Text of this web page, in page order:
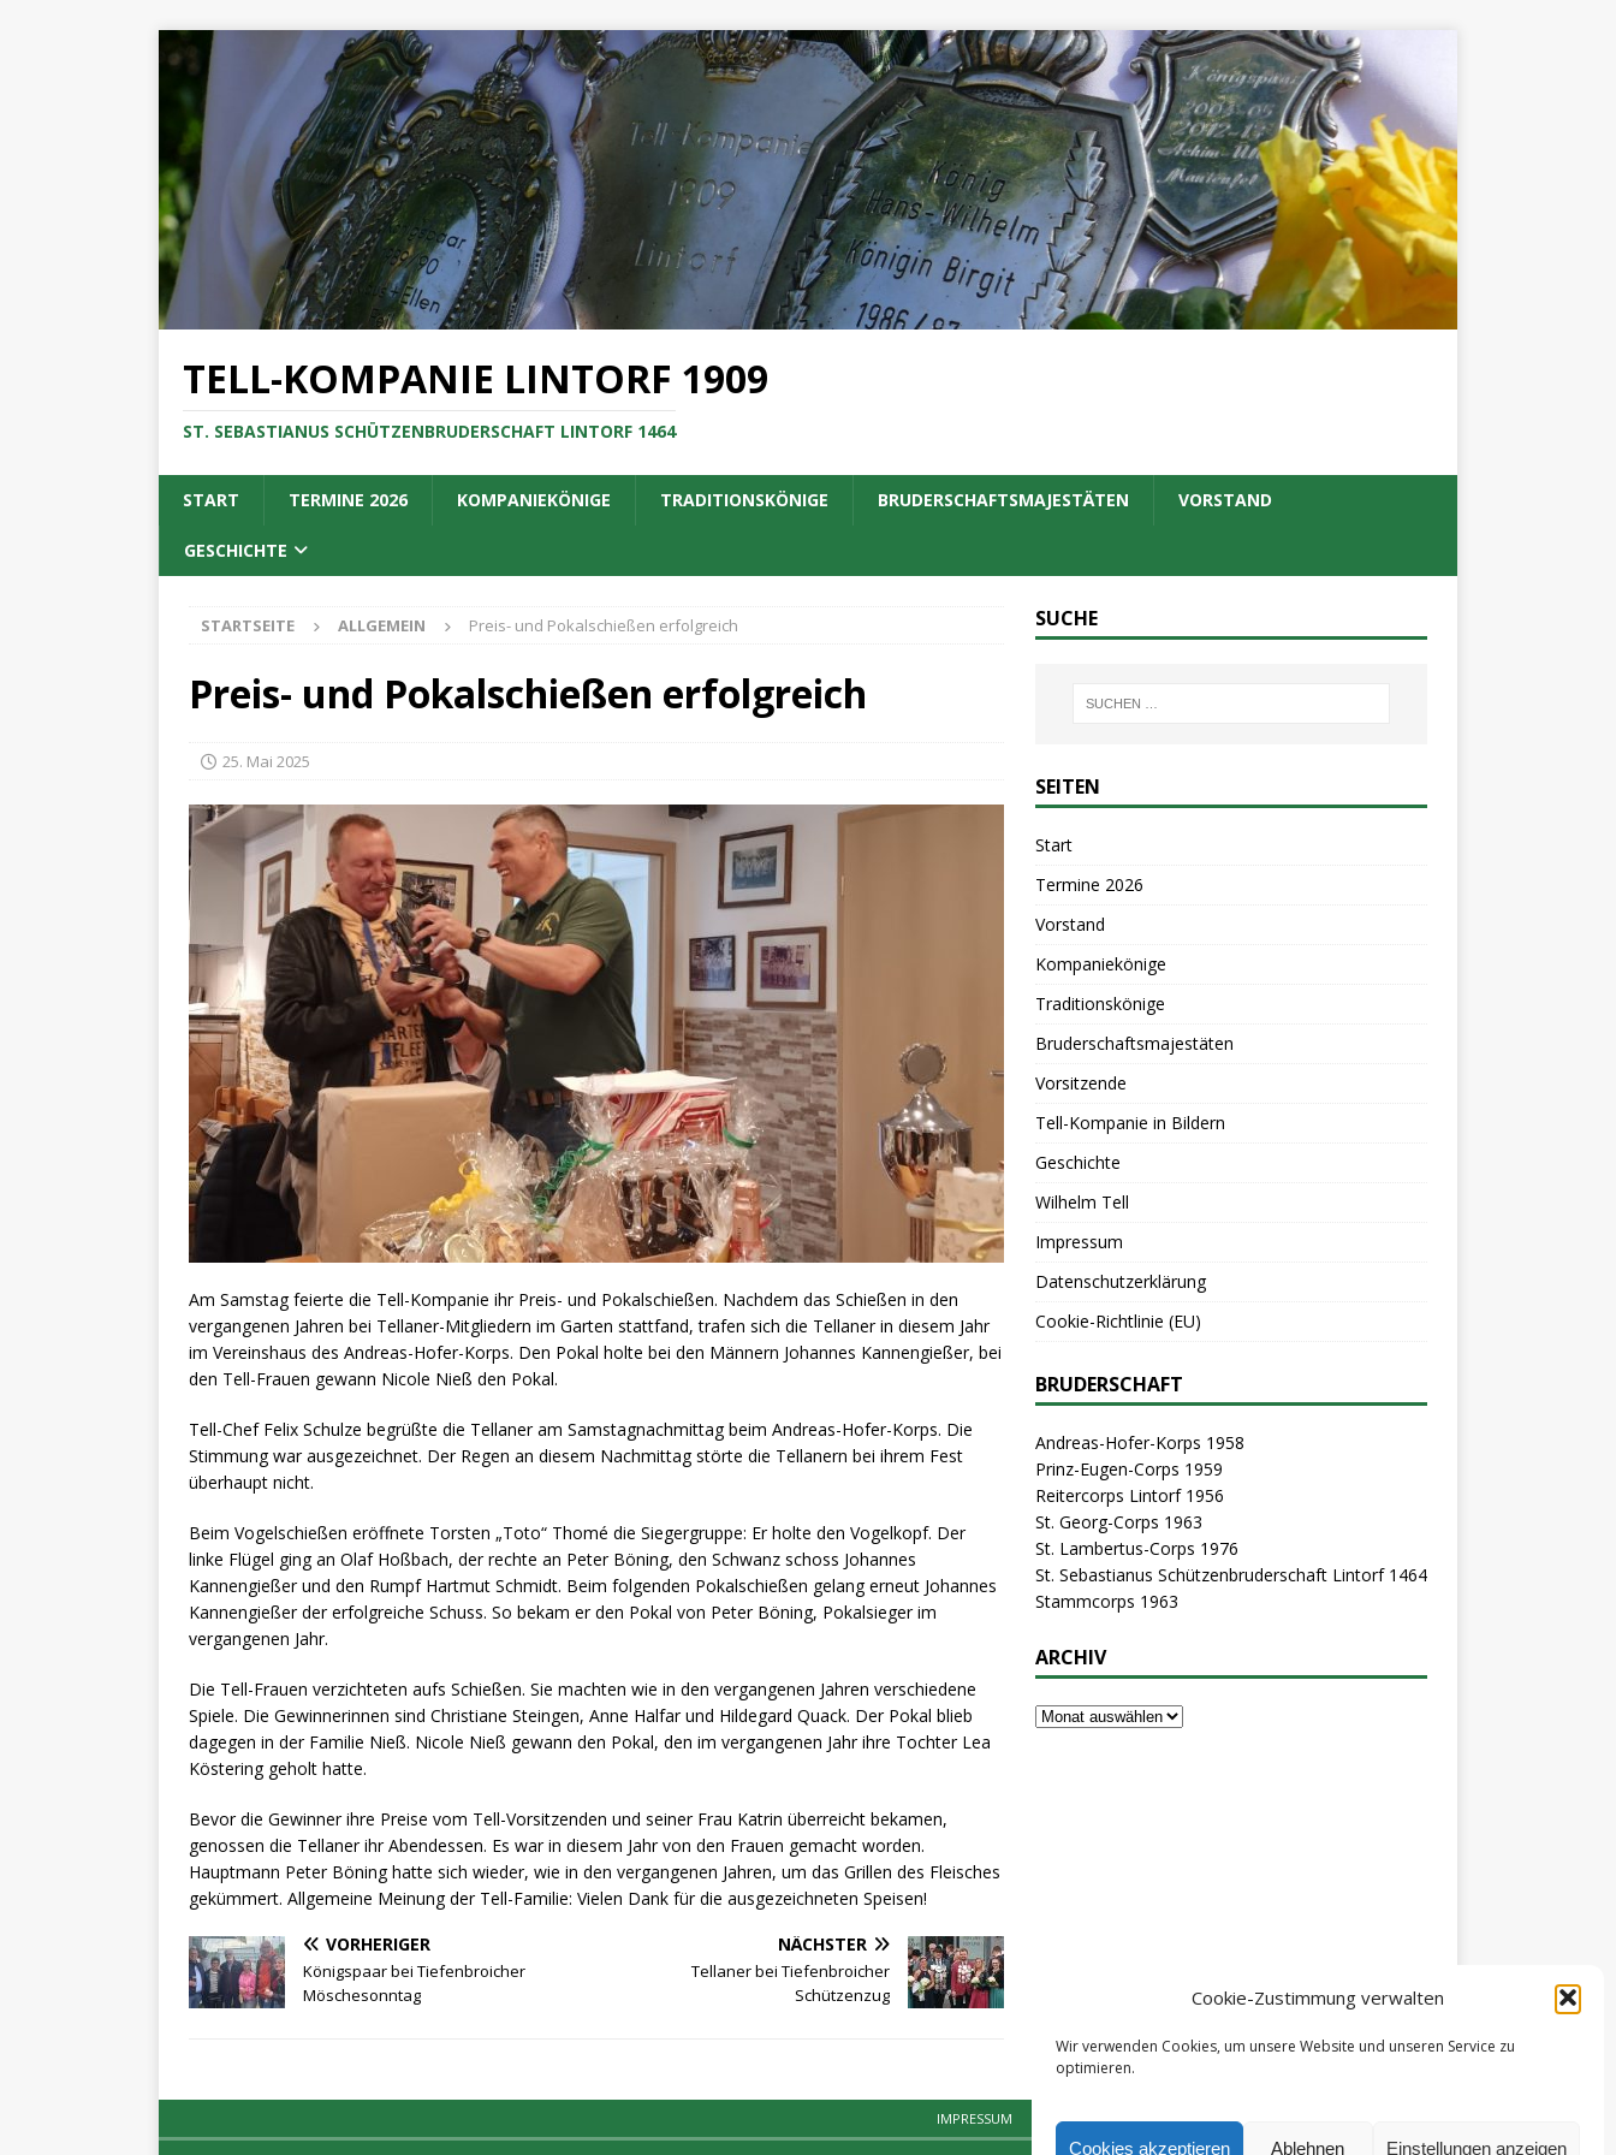
Cookie-Zustimmung verwalten
Wir verwenden Cookies, um unsere Website und unseren Service zu
optimieren.
Cookies akzeptieren Ablehnen Einstellungen anzeigen
TELL-KOMPANIE LINTORF 1909
ST. SEBASTIANUS SCHÜTZENBRUDERSCHAFT LINTORF 1464
START TERMINE 2026 KOMPANIEKÖNIGE TRADITIONSKÖNIGE BRUDERSCHAFTSMAJESTÄTEN VORSTAND
GESCHICHTE
STARTSEITE ALLGEMEIN Preis- und Pokalschießen erfolgreich
Preis- und Pokalschießen erfolgreich
25. Mai 2025
Am Samstag feierte die Tell-Kompanie ihr Preis- und Pokalschießen. Nachdem das Schießen in den
vergangenen Jahren bei Tellaner-Mitgliedern im Garten stattfand, trafen sich die Tellaner in diesem Jahr
im Vereinshaus des Andreas-Hofer-Korps. Den Pokal holte bei den Männern Johannes Kannengießer, bei
den Tell-Frauen gewann Nicole Nieß den Pokal.
Tell-Chef Felix Schulze begrüßte die Tellaner am Samstagnachmittag beim Andreas-Hofer-Korps. Die
Stimmung war ausgezeichnet. Der Regen an diesem Nachmittag störte die Tellanern bei ihrem Fest
überhaupt nicht.
Beim Vogelschießen eröffnete Torsten „Toto“ Thomé die Siegergruppe: Er holte den Vogelkopf. Der
linke Flügel ging an Olaf Hoßbach, der rechte an Peter Böning, den Schwanz schoss Johannes
Kannengießer und den Rumpf Hartmut Schmidt. Beim folgenden Pokalschießen gelang erneut Johannes
Kannengießer der erfolgreiche Schuss. So bekam er den Pokal von Peter Böning, Pokalsieger im
vergangenen Jahr.
Die Tell-Frauen verzichteten aufs Schießen. Sie machten wie in den vergangenen Jahren verschiedene
Spiele. Die Gewinnerinnen sind Christiane Steingen, Anne Halfar und Hildegard Quack. Der Pokal blieb
dagegen in der Familie Nieß. Nicole Nieß gewann den Pokal, den im vergangenen Jahr ihre Tochter Lea
Köstering geholt hatte.
Bevor die Gewinner ihre Preise vom Tell-Vorsitzenden und seiner Frau Katrin überreicht bekamen,
genossen die Tellaner ihr Abendessen. Es war in diesem Jahr von den Frauen gemacht worden.
Hauptmann Peter Böning hatte sich wieder, wie in den vergangenen Jahren, um das Grillen des Fleisches
gekümmert. Allgemeine Meinung der Tell-Familie: Vielen Dank für die ausgezeichneten Speisen!
VORHERIGER
Königspaar bei Tiefenbroicher
Möschesonntag
NÄCHSTER
Tellaner bei Tiefenbroicher
Schützenzug
SUCHE
SEITEN
Start
Termine 2026
Vorstand
Kompaniekönige
Traditionskönige
Bruderschaftsmajestäten
Vorsitzende
Tell-Kompanie in Bildern
Geschichte
Wilhelm Tell
Impressum
Datenschutzerklärung
Cookie-Richtlinie (EU)
BRUDERSCHAFT
Andreas-Hofer-Korps 1958
Prinz-Eugen-Corps 1959
Reitercorps Lintorf 1956
St. Georg-Corps 1963
St. Lambertus-Corps 1976
St. Sebastianus Schützenbruderschaft Lintorf 1464
Stammcorps 1963
ARCHIV
IMPRESSUM COOKIE-RICHTLINIE (EU)